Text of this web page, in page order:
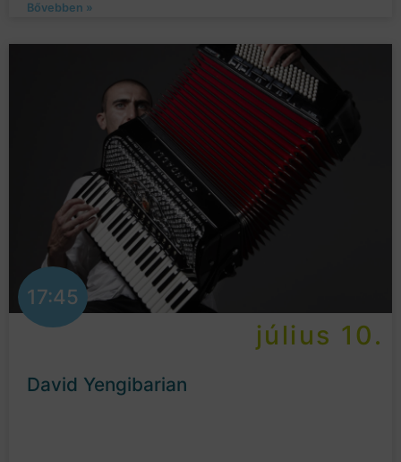
Bővebben »
17:45
július 10.
David Yengibarian